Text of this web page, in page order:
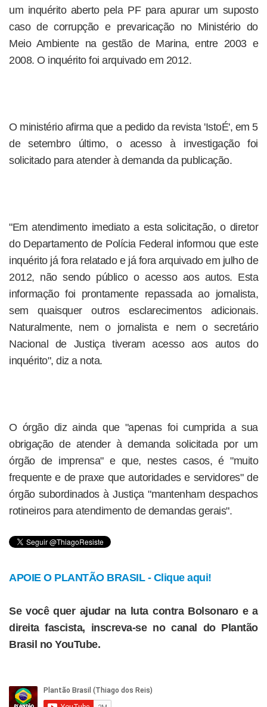
um inquérito aberto pela PF para apurar um suposto
caso de corrupção e prevaricação no Ministério do
Meio Ambiente na gestão de Marina, entre 2003 e
2008. O inquérito foi arquivado em 2012.
O ministério afirma que a pedido da revista 'IstoÉ', em 5
de setembro último, o acesso à investigação foi
solicitado para atender à demanda da publicação.
"Em atendimento imediato a esta solicitação, o diretor
do Departamento de Polícia Federal informou que este
inquérito já fora relatado e já fora arquivado em julho de
2012, não sendo público o acesso aos autos. Esta
informação foi prontamente repassada ao jornalista,
sem quaisquer outros esclarecimentos adicionais.
Naturalmente, nem o jornalista e nem o secretário
Nacional de Justiça tiveram acesso aos autos do
inquérito", diz a nota.
O órgão diz ainda que "apenas foi cumprida a sua
obrigação de atender à demanda solicitada por um
órgão de imprensa" e que, nestes casos, é "muito
frequente e de praxe que autoridades e servidores" de
órgão subordinados à Justiça "mantenham despachos
rotineiros para atendimento de demandas gerais".
APOIE O PLANTÃO BRASIL - Clique aqui!
Se você quer ajudar na luta contra Bolsonaro e a
direita fascista, inscreva-se no canal do Plantão
Brasil no YouTube.